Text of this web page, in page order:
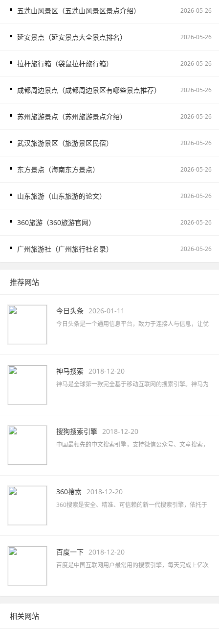
五莲山风景区（五莲山风景区景点介绍） 2026-05-26
延安景点（延安景点大全景点排名） 2026-05-26
拉杆旅行箱（袋鼠拉杆旅行箱） 2026-05-26
成都周边景点（成都周边景区有哪些景点推荐） 2026-05-26
苏州旅游景点（苏州旅游景点介绍） 2026-05-26
武汉旅游景区（旅游景区民宿） 2026-05-26
东方景点（海南东方景点） 2026-05-26
山东旅游（山东旅游的论文） 2026-05-26
360旅游（360旅游官网） 2026-05-26
广州旅游社（广州旅行社名录） 2026-05-26
推荐网站
今日头条 2026-01-11
今日头条是一个通用信息平台，致力于连接人与信息，让优
神马搜索 2018-12-20
神马是全球第一款完全基于移动互联网的搜索引擎。神马为
搜狗搜索引擎 2018-12-20
中国最领先的中文搜索引擎，支持微信公众号、文章搜索，
360搜索 2018-12-20
360搜索是安全、精准、可信赖的新一代搜索引擎，依托于
百度一下 2018-12-20
百度是中国互联网用户最常用的搜索引擎，每天完成上亿次
相关网站